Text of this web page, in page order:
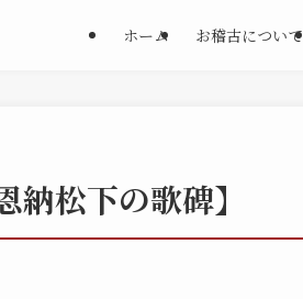
ホーム お稽古について
松下の歌碑】